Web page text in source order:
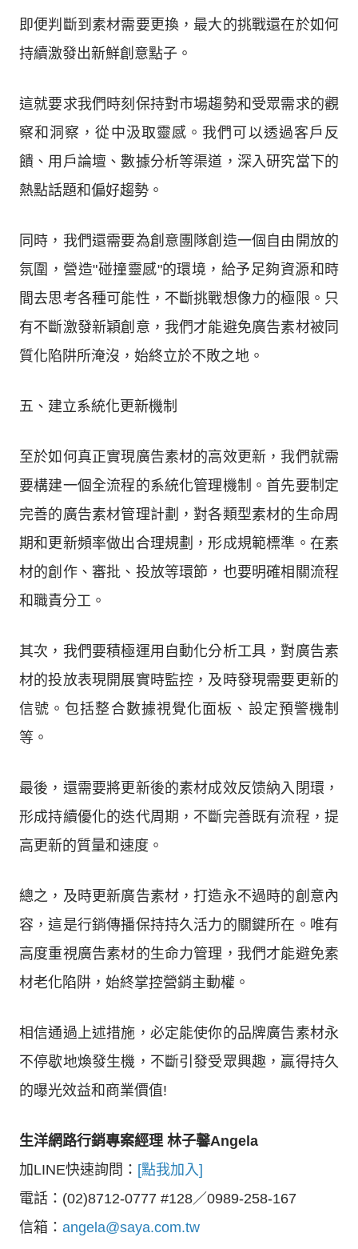
即便判斷到素材需要更換，最大的挑戰還在於如何
持續激發出新鮮創意點子。
這就要求我們時刻保持對市場趨勢和受眾需求的觀
察和洞察，從中汲取靈感。我們可以透過客戶反
饋、用戶論壇、數據分析等渠道，深入研究當下的
熱點話題和偏好趨勢。
同時，我們還需要為創意團隊創造一個自由開放的
氛圍，營造"碰撞靈感"的環境，給予足夠資源和時
間去思考各種可能性，不斷挑戰想像力的極限。只
有不斷激發新穎創意，我們才能避免廣告素材被同
質化陷阱所淹沒，始終立於不敗之地。
五、建立系統化更新機制
至於如何真正實現廣告素材的高效更新，我們就需
要構建一個全流程的系統化管理機制。首先要制定
完善的廣告素材管理計劃，對各類型素材的生命周
期和更新頻率做出合理規劃，形成規範標準。在素
材的創作、審批、投放等環節，也要明確相關流程
和職責分工。
其次，我們要積極運用自動化分析工具，對廣告素
材的投放表現開展實時監控，及時發現需要更新的
信號。包括整合數據視覺化面板、設定預警機制
等。
最後，還需要將更新後的素材成效反馈納入閉環，
形成持續優化的迭代周期，不斷完善既有流程，提
高更新的質量和速度。
總之，及時更新廣告素材，打造永不過時的創意內
容，這是行銷傳播保持持久活力的關鍵所在。唯有
高度重視廣告素材的生命力管理，我們才能避免素
材老化陷阱，始終掌控營銷主動權。
相信通過上述措施，必定能使你的品牌廣告素材永
不停歇地煥發生機，不斷引發受眾興趣，贏得持久
的曝光效益和商業價值!
生洋網路行銷專案經理 林子馨Angela
加LINE快速詢問： [點我加入]
電話：(02)8712-0777 #128／0989-258-167
信箱： angela@saya.com.tw